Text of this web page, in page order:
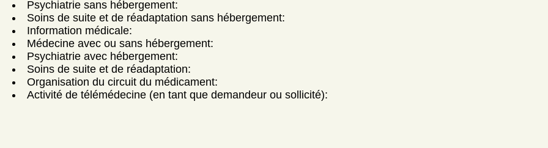
Psychiatrie sans hébergement:
Soins de suite et de réadaptation sans hébergement:
Information médicale:
Médecine avec ou sans hébergement:
Psychiatrie avec hébergement:
Soins de suite et de réadaptation:
Organisation du circuit du médicament:
Activité de télémédecine (en tant que demandeur ou sollicité):